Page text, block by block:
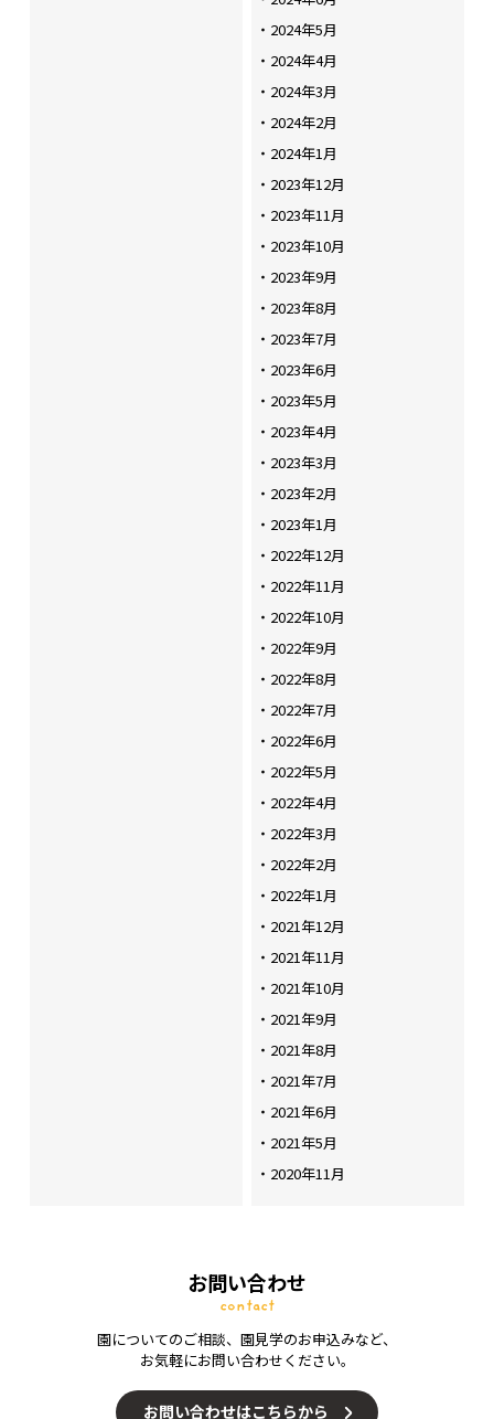
2024年5月
2024年4月
2024年3月
2024年2月
2024年1月
2023年12月
2023年11月
2023年10月
2023年9月
2023年8月
2023年7月
2023年6月
2023年5月
2023年4月
2023年3月
2023年2月
2023年1月
2022年12月
2022年11月
2022年10月
2022年9月
2022年8月
2022年7月
2022年6月
2022年5月
2022年4月
2022年3月
2022年2月
2022年1月
2021年12月
2021年11月
2021年10月
2021年9月
2021年8月
2021年7月
2021年6月
2021年5月
2020年11月
お問い合わせ
contact
園についてのご相談、園見学のお申込みなど、
お気軽にお問い合わせください。
お問い合わせはこちらから